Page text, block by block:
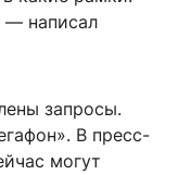
— написал
запросы.
В пресс-
могут